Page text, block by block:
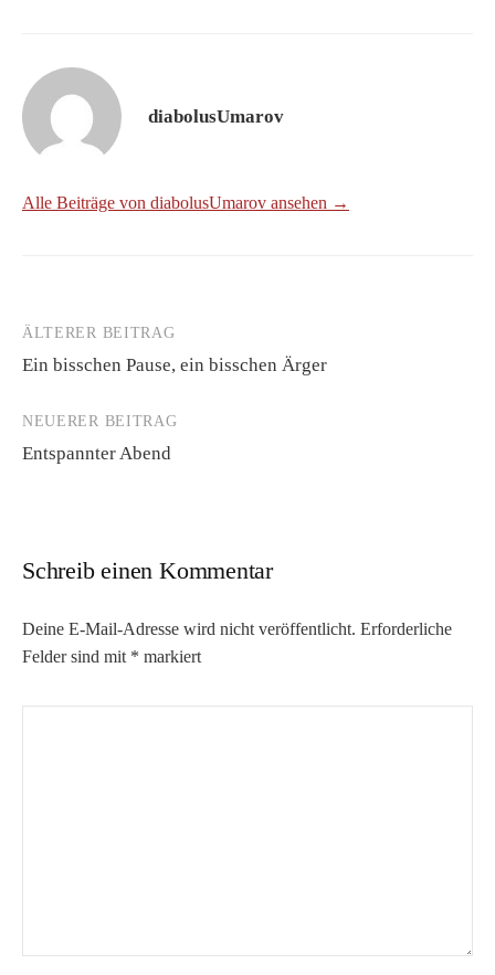
diabolusUmarov
Alle Beiträge von diabolusUmarov ansehen →
Beitrags-
Navigation
ÄLTERER BEITRAG
Ein bisschen Pause, ein bisschen Ärger
NEUERER BEITRAG
Entspannter Abend
Schreib einen Kommentar
Deine E-Mail-Adresse wird nicht veröffentlicht. Erforderliche
Felder sind mit * markiert